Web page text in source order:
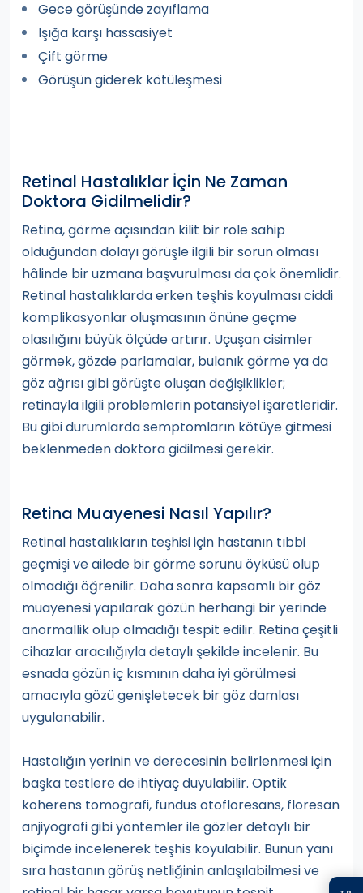
Gece görüşünde zayıflama
Işığa karşı hassasiyet
Çift görme
Görüşün giderek kötüleşmesi
Retinal Hastalıklar İçin Ne Zaman
Doktora Gidilmelidir?
Retina, görme açısından kilit bir role sahip
olduğundan dolayı görüşle ilgili bir sorun olması
hâlinde bir uzmana başvurulması da çok önemlidir.
Retinal hastalıklarda erken teşhis koyulması ciddi
komplikasyonlar oluşmasının önüne geçme
olasılığını büyük ölçüde artırır. Uçuşan cisimler
görmek, gözde parlamalar, bulanık görme ya da
göz ağrısı gibi görüşte oluşan değişiklikler;
retinayla ilgili problemlerin potansiyel işaretleridir.
Bu gibi durumlarda semptomların kötüye gitmesi
beklenmeden doktora gidilmesi gerekir.
Retina Muayenesi Nasıl Yapılır?
Retinal hastalıkların teşhisi için hastanın tıbbi
geçmişi ve ailede bir görme sorunu öyküsü olup
olmadığı öğrenilir. Daha sonra kapsamlı bir göz
muayenesi yapılarak gözün herhangi bir yerinde
anormallik olup olmadığı tespit edilir. Retina çeşitli
cihazlar aracılığıyla detaylı şekilde incelenir. Bu
esnada gözün iç kısmının daha iyi görülmesi
amacıyla gözü genişletecek bir göz damlası
uygulanabilir.
Hastalığın yerinin ve derecesinin belirlenmesi için
başka testlere de ihtiyaç duyulabilir. Optik
koherens tomografi, fundus otofloresans, floresan
anjiyografi gibi yöntemler ile gözler detaylı bir
biçimde incelenerek teşhis koyulabilir. Bunun yanı
sıra hastanın görüş netliğinin anlaşılabilmesi ve